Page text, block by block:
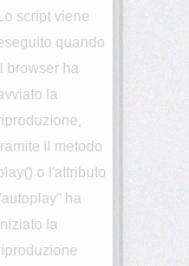
Lo script viene
quando
browser ha
la
il metodo
o l'attributo
ha
la